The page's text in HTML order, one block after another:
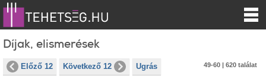
Díjak, elismerések
Előző 12 Következő 12 Ugrás 49-60 | 620 találat